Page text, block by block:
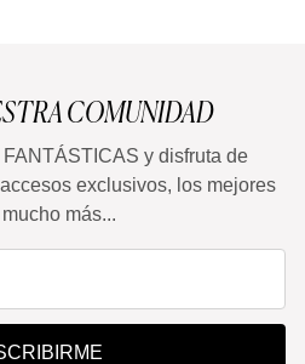
COMUNIDAD
y disfruta de
exclusivos, los mejores
más...